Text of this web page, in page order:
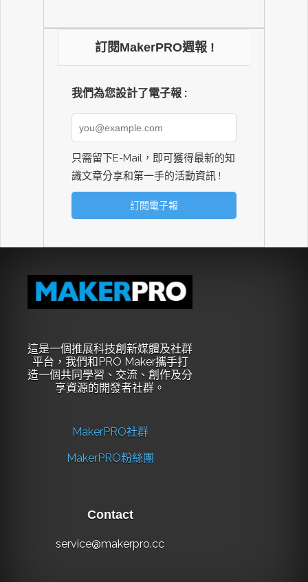
訂閱MakerPRO週報 !
我們為您設計了電子報 :
只需留下E-Mail，即可獲得最新的知
識文章分享和第一手的活動資訊 !
這是一個推展科技創新媒體及社群
平台，我們和PRO Maker攜手打
造一個共同學習、交流、創作及分
享資源的開發者社群。
MakerPRO社群
MakerPRO粉絲團
Contact
service@makerpro.cc